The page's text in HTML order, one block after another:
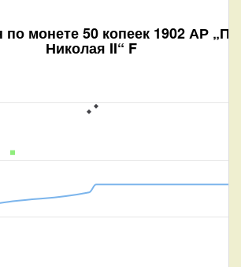
по монете50 копеек 1902 АР
Николая II“ F